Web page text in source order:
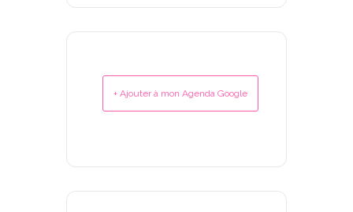
+ Ajouter à mon Agenda Google